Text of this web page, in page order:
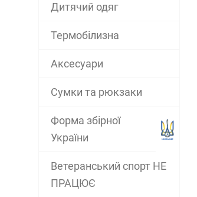
Дитячий одяг
Термобілизна
Аксесуари
Сумки та рюкзаки
Форма збірної
України
Ветеранський спорт НЕ
ПРАЦЮЄ